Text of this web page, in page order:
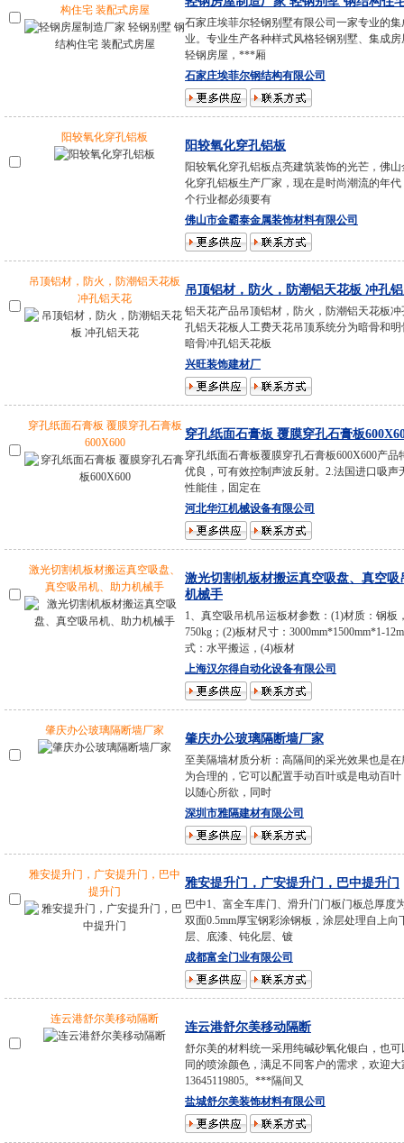
构住宅 装配式房屋
石家庄埃菲尔轻钢别墅有限公司一家专业的
业。专业生产各种样式风格轻钢别墅、集成
轻钢房屋，***厢
石家庄埃菲尔钢结构有限公司
阳较氧化穿孔铝板
阳较氧化穿孔铝板
阳较氧化穿孔铝板点亮建筑装饰的光芒，佛
化穿孔铝板生产厂家，现在是时尚潮流的年
个行业都必须要有
佛山市金霸泰金属装饰材料有限公司
吊顶铝材，防火，防潮铝天花板
冲孔铝天花
吊顶铝材，防火，防潮铝天花板 冲孔
铝天花产品吊顶铝材，防火，防潮铝天花板
孔铝天花板人工费天花吊顶系统分为暗骨和
暗骨冲孔铝天花板
兴旺装饰建材厂
穿孔纸面石膏板 覆膜穿孔石膏板
600X600
穿孔纸面石膏板 覆膜穿孔石膏板
穿孔纸面石膏板覆膜穿孔石膏板600X600产品
优良，可有效控制声波反射。2.法国进口吸声
性能佳，固定在
河北华江机械设备有限公司
激光切割机板材搬运真空吸盘、
真空吸吊机、助力机械手
激光切割机板材搬运真空吸盘、真空吸
机械手
1、真空吸吊机吊运板材参数：(1)材质：钢板
750kg；(2)板材尺寸：3000mm*1500mm*1-
式：水平搬运，(4)板材
上海汉尔得自动化设备有限公司
肇庆办公玻璃隔断墙厂家
肇庆办公玻璃隔断墙厂家
至美隔墙材质分析：高隔间的采光效果也是
为合理的，它可以配置手动百叶或是电动百
以随心所欲，同时
深圳市雅隔建材有限公司
雅安提升门，广安提升门，巴中
提升门
雅安提升门，广安提升门，巴中提升门
巴中1、富全车库门、滑升门门板门板总厚度
双面0.5mm厚宝钢彩涂钢板，涂层处理自上向
层、底漆、钝化层、镀
成都富全门业有限公司
连云港舒尔美移动隔断
连云港舒尔美移动隔断
舒尔美的材料统一采用纯碱砂氧化银白，也
同的喷涂颜色，满足不同客户的需求，欢迎大
13645119805。***隔间又
盐城舒尔美装饰材料有限公司